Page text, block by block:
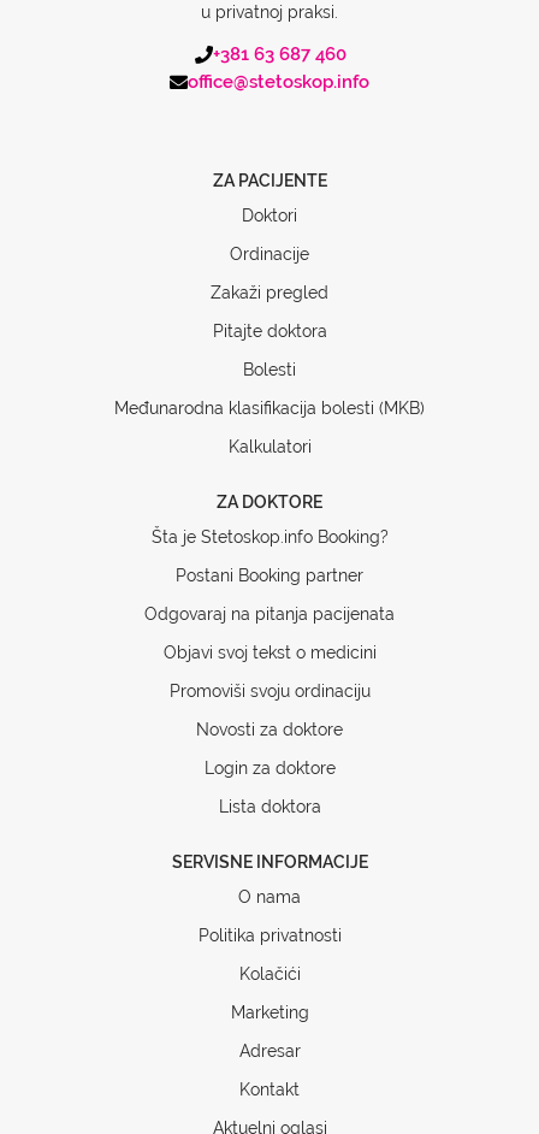
u privatnoj praksi.
+381 63 687 460
office@stetoskop.info
ZA PACIJENTE
Doktori
Ordinacije
Zakaži pregled
Pitajte doktora
Bolesti
Međunarodna klasifikacija bolesti (MKB)
Kalkulatori
ZA DOKTORE
Šta je Stetoskop.info Booking?
Postani Booking partner
Odgovaraj na pitanja pacijenata
Objavi svoj tekst o medicini
Promoviši svoju ordinaciju
Novosti za doktore
Login za doktore
Lista doktora
SERVISNE INFORMACIJE
O nama
Politika privatnosti
Kolačići
Marketing
Adresar
Kontakt
Aktuelni oglasi